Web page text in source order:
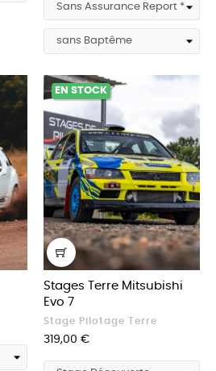
EN STOCK
Stages Terre Mitsubishi
Evo 7
Stage Pilotage Terre
Prix
319,00 €